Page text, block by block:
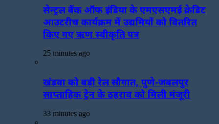
सेन्ट्रल बैंक ऑफ इंडिया के एमएसएमई क्रेडिट
आउटरीच कार्यक्रम में उद्यमियों को वितरित
किए गए ऋण स्वीकृति पत्र
25 minutes ago
खंडवा को बड़ी रेल सौगात, पुणे-जबलपुर
साप्ताहिक ट्रेन के ठहराव को मिली मंजूरी
33 minutes ago